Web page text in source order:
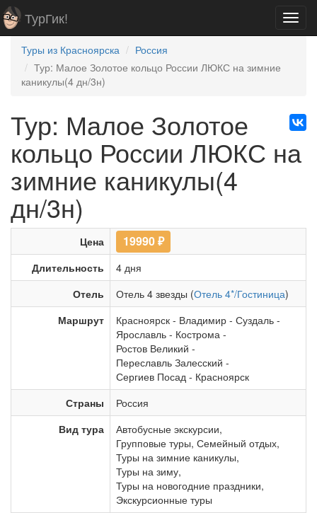
ТурГик!
Туры из Красноярска
Россия
Тур: Малое Золотое кольцо России ЛЮКС на зимние
каникулы(4 дн/3н)
Тур: Малое Золотое
кольцо России ЛЮКС на
зимние каникулы(4
дн/3н)
Цена 19990₽
Длительность
4 дня
Отель
Отель 4 звезды (Отель 4*/Гостиница)
Маршрут
Красноярск - Владимир - Суздаль -
Ярославль - Кострома -
Ростов Великий -
Переславль Залесский -
Сергиев Посад - Красноярск
Страны
Россия
Вид тура
Автобусные экскурсии,
Групповые туры, Семейный отдых,
Туры на зимние каникулы,
Туры на зиму,
Туры на новогодние праздники,
Экскурсионные туры